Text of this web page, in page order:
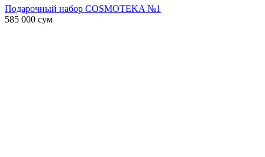
Подарочный набор COSMOTEKA №1
585 000 сум